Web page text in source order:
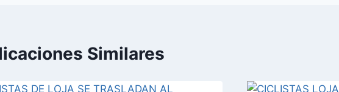
Similares